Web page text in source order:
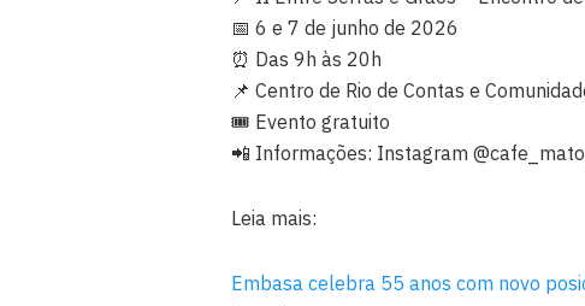
📅 6 e 7 de junho de 2026
⏰ Das 9h às 20h
📌 Centro de Rio de Contas e
🎟️ Evento gratuito
📲 Informações: Instagram
Leia mais:
Embasa celebra 55 anos com novo